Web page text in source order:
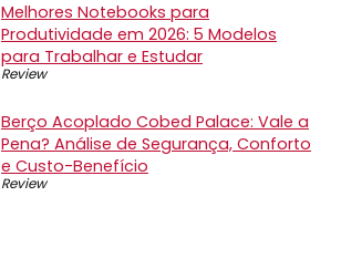
Melhores Notebooks para
Produtividade em 2026: 5 Modelos
para Trabalhar e Estudar
Review
Berço Acoplado Cobed Palace: Vale a
Pena? Análise de Segurança, Conforto
e Custo-Benefício
Review